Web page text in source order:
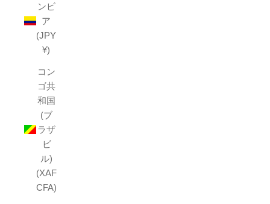
ンビ
ア
(JPY
¥)
コン
ゴ共
和国
(ブ
ラザ
ビ
ル)
(XAF
CFA)